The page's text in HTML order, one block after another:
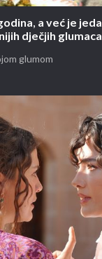
a već je
dječjih glumaca
glumom